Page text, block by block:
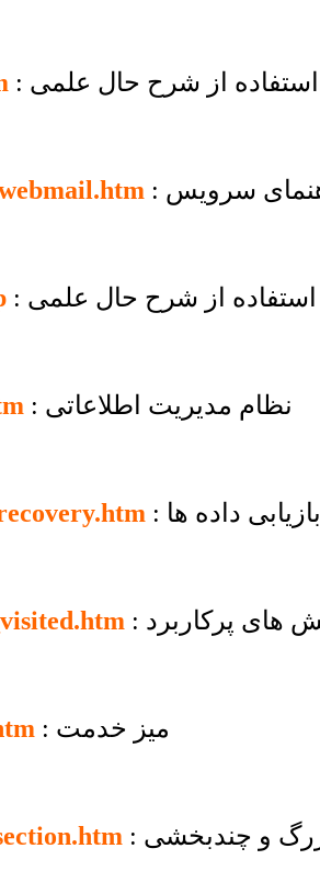
از شرح حال علمی
از شرح حال علمی
: نظام مدیریت اطلاعاتی
داده ها
های پرکاربرد
: میز خدمت
و چندبخشی